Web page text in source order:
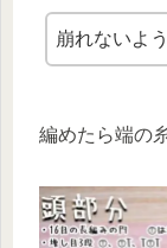
崩れないよ
編めたら端の